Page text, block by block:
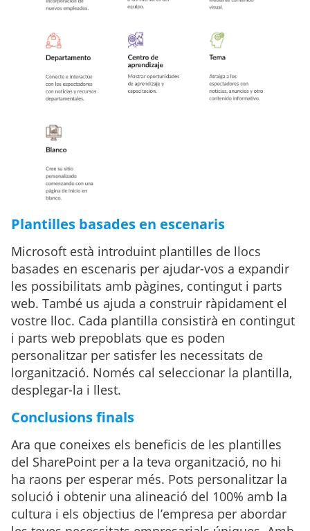
Plantilles basades en escenaris
Microsoft està introduint plantilles de llocs
basades en escenaris per ajudar-vos a expandir
les possibilitats amb pàgines, contingut i parts
web. També us ajuda a construir ràpidament el
vostre lloc. Cada plantilla consistirà en contingut
i parts web prepoblats que es poden
personalitzar per satisfer les necessitats de
lorganització. Només cal seleccionar la plantilla,
desplegar-la i llest.
Conclusions finals
Ara que coneixes els beneficis de les plantilles
del SharePoint per a la teva organització, no hi
ha raons per esperar més. Pots personalitzar la
solució i obtenir una alineació del 100% amb la
cultura i els objectius de l’empresa per abordar